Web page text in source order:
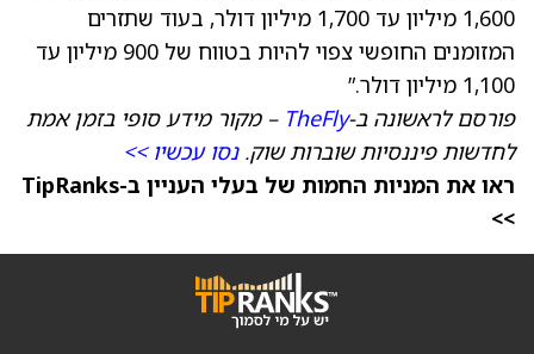
1,600 מיליון עד 1,700 מיליון דולר, בעוד שתזרים
המזומנים החופשי צפוי להיות בטווח של 900 מיליון עד
1,100 מיליון דולר.”
פורסם לראשונה ב-TheFly – מקור מידע סופי בזמן אמת
לחדשות פיננסיות שוברות שוק.נסו עכשיו >>
ראו את המניות החמות של בעלי העניין ב-TipRanks
>>